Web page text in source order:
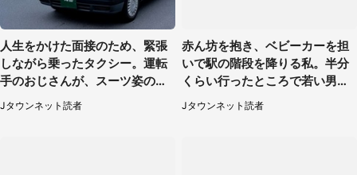
人生をかけた面接のため、緊張
しながら乗ったタクシー。運転
手のおじさんが、スーツ姿の私
を見て...（福岡県・30代女性）
Jタウンネット読者
赤ん坊を抱き、ベビーカーを担
いで駅の階段を降りる私。半分
くらい行ったところで若い男性
が...（埼玉県・50代女性）
Jタウンネット読者